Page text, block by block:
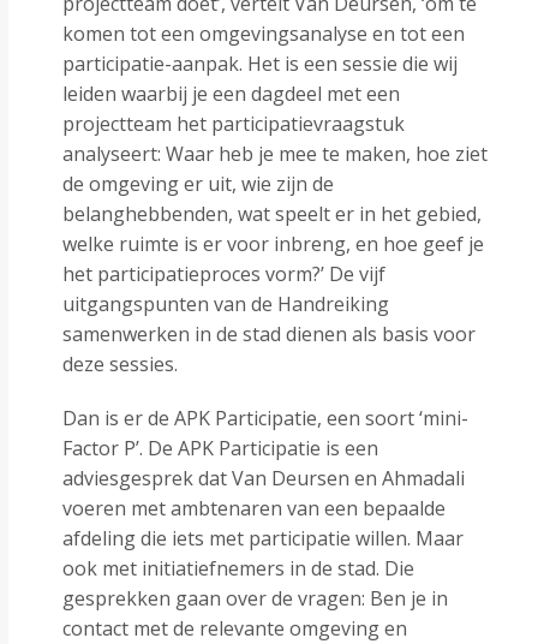
komen tot een omgevingsanalyse en tot een
participatie-aanpak. Het is een sessie die wij
leiden waarbij je een dagdeel met een
projectteam het participatievraagstuk
analyseert: Waar heb je mee te maken, hoe ziet
de omgeving er uit, wie zijn de
belanghebbenden, wat speelt er in het gebied,
welke ruimte is er voor inbreng, en hoe geef je
het participatieproces vorm?’ De vijf
uitgangspunten van de Handreiking
samenwerken in de stad dienen als basis voor
deze sessies.
Dan is er de APK Participatie, een soort ‘mini-
Factor P’. De APK Participatie is een
adviesgesprek dat Van Deursen en Ahmadali
voeren met ambtenaren van een bepaalde
afdeling die iets met participatie willen. Maar
ook met initiatiefnemers in de stad. Die
gesprekken gaan over de vragen: Ben je in
contact met de relevante omgeving en